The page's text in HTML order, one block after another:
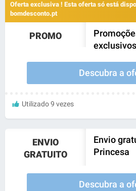
Oferta exclusiva ! Esta oferta só está
bomdesconto.pt
PROMO
Descubra a
Utilizado 9 vezes
ENVIO
GRATUITO
Envio
Princesa
Descubra a